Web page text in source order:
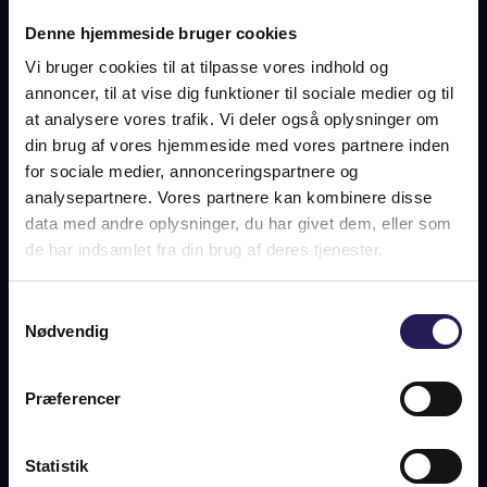
Denne hjemmeside bruger cookies
Vi bruger cookies til at tilpasse vores indhold og
annoncer, til at vise dig funktioner til sociale medier og til
at analysere vores trafik. Vi deler også oplysninger om
din brug af vores hjemmeside med vores partnere inden
for sociale medier, annonceringspartnere og
analysepartnere. Vores partnere kan kombinere disse
data med andre oplysninger, du har givet dem, eller som
de har indsamlet fra din brug af deres tjenester.
Nødvendig
Præferencer
Statistik
BILLEDER PLAN
STRANDSKRÆNTEN 32,
4400 KALUNDBORG
SOLGT
Kun halvanden times kørsel mod vest fra København folder
med Kalundborg Fjord på den ene side og Sejerøbugten på
den anden. Bag dramatiske skrænter og bakker skabt i
rig mulighed for at komme helt væk og nyde uspoleret natur